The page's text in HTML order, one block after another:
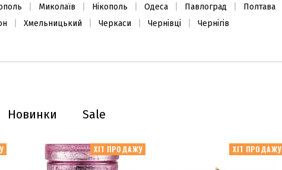
Миколаїв Нікополь Одеса Павлоград
Полтава
Хмельницький Черкаси Чернівці Чернігів
Новинки Sale
ХІТ ПРОДАЖУ ХІТ ПРОДАЖУ